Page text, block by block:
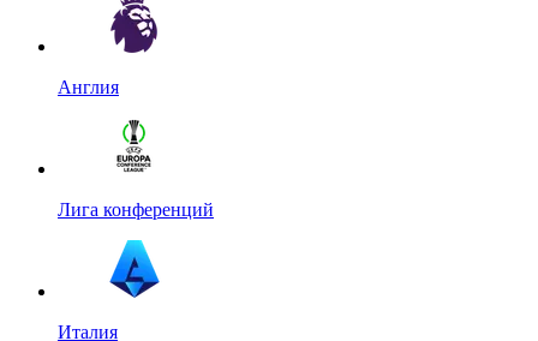
Англия
Лига конференций
Италия